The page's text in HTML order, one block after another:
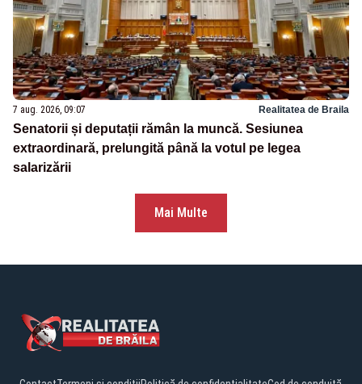
7 aug. 2026, 09:07 Realitatea de Braila
Senatorii și deputații rămân la muncă. Sesiunea
extraordinară, prelungită până la votul pe legea
salarizării
Mai Multe